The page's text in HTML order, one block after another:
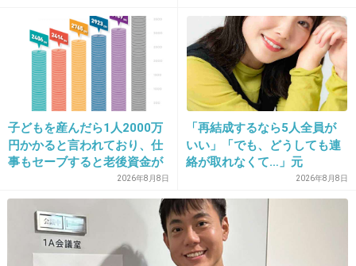
35. 匿名2017/04/10(月) 16:24:23
結婚したら着るものにお金かかるよー。ユニク
ロとか安い服だとサイズないかも。靴も。
+326 -18
36. 匿名
自分が150と低めなので165〜170辺りだと顔も
みやすくて嬉しい∩( ´;ヮ;` )∩
子どもを産んだら1人2000万
円かかると言われており、仕
事もセーブすると老後資金が
貯められない…一方、子育て
していない人は潤沢な資金で
悠々老後だと歪んでいるので
は？→様々な意見
2026年8月8日
「再結成するなら5人全員が
いい」「でも、どうしても連
絡が取れなくて…」元
ZONE・MIZUHO（38）が明
かす「19年ぶりに芸能界復
帰」した本当の理由
2026年8月8日